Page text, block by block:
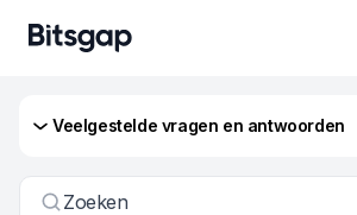
Veelgestelde vragen en antwoorden
Zoeken